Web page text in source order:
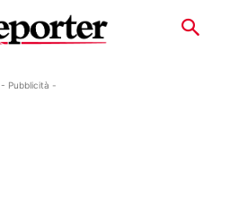
- Pubblicità -